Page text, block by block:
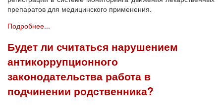
препаратов для медицинского применения.
Подробнее...
Будет ли считаться нарушением
антикоррупционного
законодательства работа в
подчинении родственника?